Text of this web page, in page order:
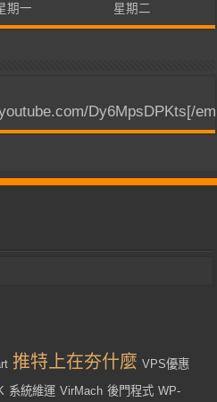
期一 星期二
Dy6MpsDPKts[/
推特上在夯什麼 VPS優惠
系統維運 VirMach 後門程式 WP-